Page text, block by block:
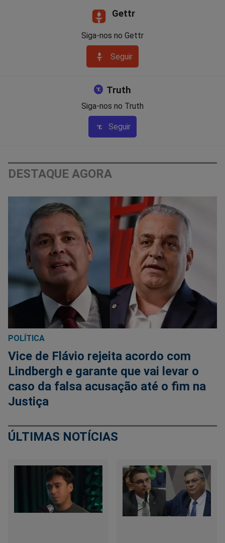
Gettr
Siga-nos no Gettr
Seguir
Truth
Siga-nos no Truth
Seguir
DESTAQUE AGORA
POLÍTICA
Vice de Flávio rejeita acordo com
Lindbergh e garante que vai levar o
caso da falsa acusação até o fim na
Justiça
ÚLTIMAS NOTÍCIAS